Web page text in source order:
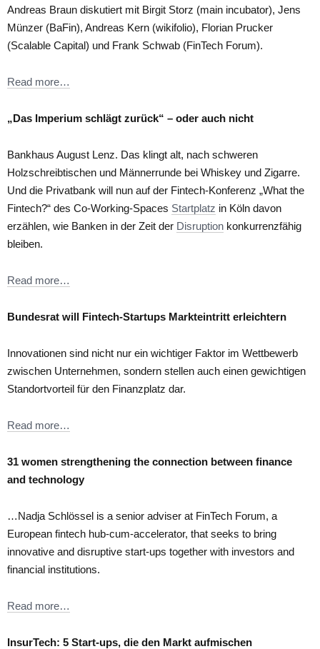
Andreas Braun diskutiert mit Birgit Storz (main incubator), Jens
Münzer (BaFin), Andreas Kern (wikifolio), Florian Prucker
(Scalable Capital) und Frank Schwab (FinTech Forum).
Read more…
„Das Imperium schlägt zurück“ – oder auch nicht
Bankhaus August Lenz. Das klingt alt, nach schweren
Holzschreibtischen und Männerrunde bei Whiskey und Zigarre.
Und die Privatbank will nun auf der Fintech-Konferenz „What the
Fintech?“ des Co-Working-Spaces Startplatz in Köln davon
erzählen, wie Banken in der Zeit der Disruption konkurrenzfähig
bleiben.
Read more…
Bundesrat will Fintech-Startups Markteintritt erleichtern
Innovationen sind nicht nur ein wichtiger Faktor im Wettbewerb
zwischen Unternehmen, sondern stellen auch einen gewichtigen
Standortvorteil für den Finanzplatz dar.
Read more…
31 women strengthening the connection between finance
and technology
…Nadja Schlössel is a senior adviser at FinTech Forum, a
European fintech hub-cum-accelerator, that seeks to bring
innovative and disruptive start-ups together with investors and
financial institutions.
Read more…
InsurTech: 5 Start-ups, die den Markt aufmischen